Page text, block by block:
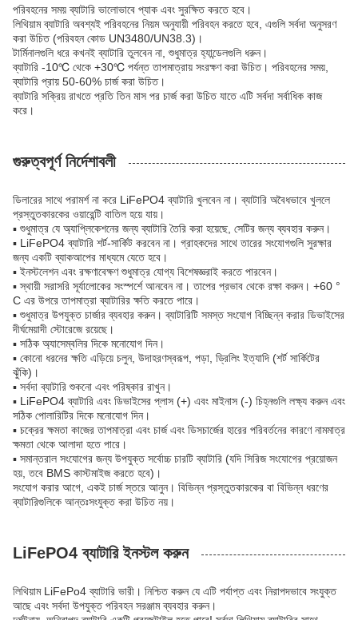
পরিবহনের সময় ব্যাটারি ভালোভাবে প্যাক এবং সুরক্ষিত করতে হবে।
লিথিয়াম ব্যাটারি অবশ্যই পরিবহনের নিয়ম অনুযায়ী পরিবহন করতে হবে, এগুলি সর্বদা অনুসরণ
করা উচিত (পরিবহন কোড UN3480/UN38.3)।
টার্মিনালগুলি ধরে কখনই ব্যাটারি তুলবেন না, শুধুমাত্র হ্যান্ডেলগুলি ধরুন।
ব্যাটারি -10℃ থেকে +30℃ পর্যন্ত তাপমাত্রায় সংরক্ষণ করা উচিত। পরিবহনের সময়,
ব্যাটারি প্রায় 50-60% চার্জ করা উচিত।
ব্যাটারি সক্রিয় রাখতে প্রতি তিন মাস পর চার্জ করা উচিত যাতে এটি সর্বদা সর্বাধিক কাজ
করে।
গুরুত্বপূর্ণ নির্দেশাবলী
ডিলারের সাথে পরামর্শ না করে LiFePO4 ব্যাটারি খুলবেন না। ব্যাটারি অবৈধভাবে খুললে
প্রস্তুতকারকের ওয়ারেন্টি বাতিল হয়ে যায়।
▪ শুধুমাত্র যে অ্যাপ্লিকেশনের জন্য ব্যাটারি তৈরি করা হয়েছে, সেটির জন্য ব্যবহার করুন।
▪ LiFePO4 ব্যাটারি শর্ট-সার্কিট করবেন না। গ্রাহকদের সাথে তারের সংযোগগুলি সুরক্ষার
জন্য একটি ব্যাকআপের মাধ্যমে যেতে হবে।
▪ ইনস্টলেশন এবং রক্ষণাবেক্ষণ শুধুমাত্র যোগ্য বিশেষজ্ঞরাই করতে পারবেন।
▪ স্থায়ী সরাসরি সূর্যালোকের সংস্পর্শে আনবেন না। তাপের প্রভাব থেকে রক্ষা করুন। +60 °
C এর উপরে তাপমাত্রা ব্যাটারির ক্ষতি করতে পারে।
▪ শুধুমাত্র উপযুক্ত চার্জার ব্যবহার করুন। ব্যাটারিটি সমস্ত সংযোগ বিচ্ছিন্ন করার ডিভাইসের
দীর্ঘমেয়াদী স্টোরেজে রয়েছে।
▪ সঠিক অ্যাসেম্বলির দিকে মনোযোগ দিন।
▪ কোনো ধরনের ক্ষতি এড়িয়ে চলুন, উদাহরণস্বরূপ, পড়া, ড্রিলিং ইত্যাদি (শর্ট সার্কিটের
ঝুঁকি)।
▪ সর্বদা ব্যাটারি শুকনো এবং পরিষ্কার রাখুন।
▪ LiFePO4 ব্যাটারি এবং ডিভাইসের প্লাস (+) এবং মাইনাস (-) চিহ্নগুলি লক্ষ্য করুন এবং
সঠিক পোলারিটির দিকে মনোযোগ দিন।
▪ চক্রের ক্ষমতা কাজের তাপমাত্রা এবং চার্জ এবং ডিসচার্জের হারের পরিবর্তনের কারণে নামমাত্র
ক্ষমতা থেকে আলাদা হতে পারে।
▪ সমান্তরাল সংযোগের জন্য উপযুক্ত সর্বোচ্চ চারটি ব্যাটারি (যদি সিরিজ সংযোগের প্রয়োজন
হয়, তবে BMS কাস্টমাইজ করতে হবে)।
সংযোগ করার আগে, একই চার্জ স্তরে আনুন। বিভিন্ন প্রস্তুতকারকের বা বিভিন্ন ধরণের
ব্যাটারিগুলিকে আন্তঃসংযুক্ত করা উচিত নয়।
LiFePO4 ব্যাটারি ইনস্টল করুন
লিথিয়াম LiFePo4 ব্যাটারি ভারী। নিশ্চিত করুন যে এটি পর্যাপ্ত এবং নিরাপদভাবে সংযুক্ত
আছে এবং সর্বদা উপযুক্ত পরিবহন সরঞ্জাম ব্যবহার করুন।